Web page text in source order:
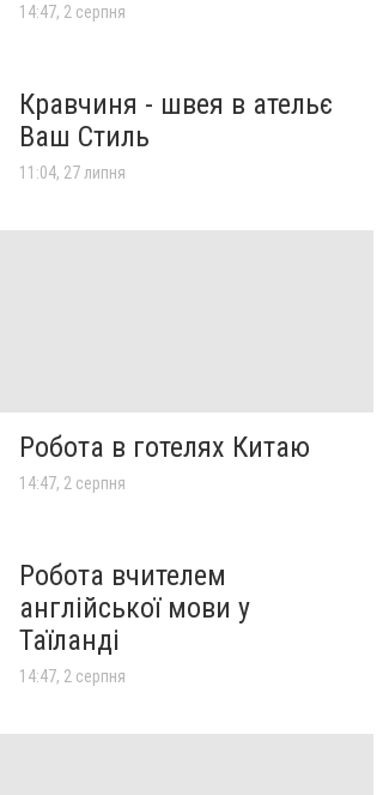
14:47, 2 серпня
Кравчиня - швея в ательє
Ваш Стиль
11:04, 27 липня
Робота в готелях Китаю
14:47, 2 серпня
Робота вчителем
англійської мови у
Таїланді
14:47, 2 серпня